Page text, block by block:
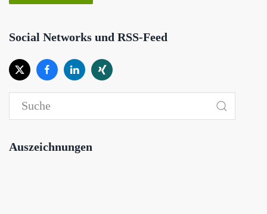
Social Networks und RSS-Feed
Auszeichnungen